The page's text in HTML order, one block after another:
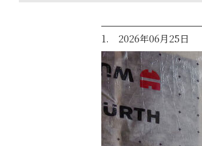
1. 2026年06月25日